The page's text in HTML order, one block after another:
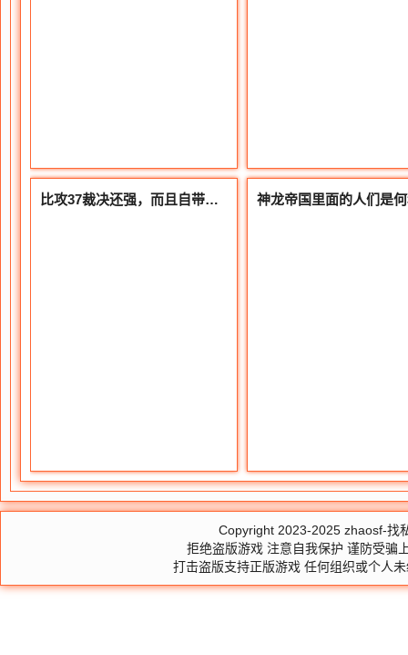
比攻37裁决还强，而且自带运7的道士神兵-北冥
Copyright 2023-2025 zhaosf-找
拒绝盗版游戏 注意自我保护 谨防受骗
打击盗版支持正版游戏 任何组织或个人